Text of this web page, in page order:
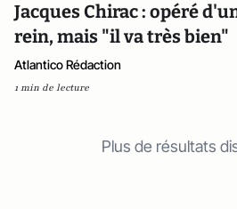
Jacques Chirac : opéré
rein, mais "il va très bien"
Atlantico Rédaction
1 min de lecture
Plus de résultats